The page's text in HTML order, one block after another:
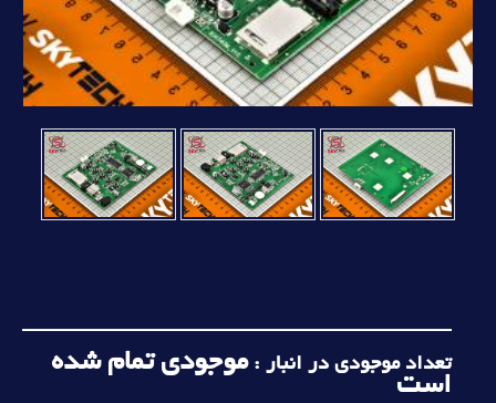
تعداد موجودی در انبار :موجودی تمام شده
است